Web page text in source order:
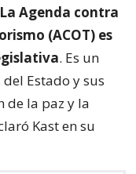
La Agenda contra
(ACOT) es
. Es un
Estado y sus
de la paz y la
Kast en su